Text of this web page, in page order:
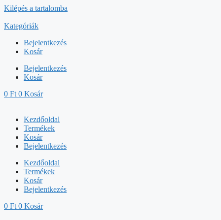
Kilépés a tartalomba
Kategóriák
Bejelentkezés
Kosár
Bejelentkezés
Kosár
0 Ft 0 Kosár
Kezdőoldal
Termékek
Kosár
Bejelentkezés
Kezdőoldal
Termékek
Kosár
Bejelentkezés
0 Ft 0 Kosár